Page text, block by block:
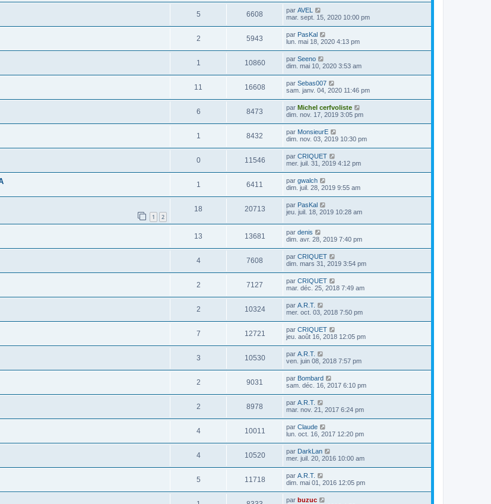
5 6608 par AVEL
mar. sept. 15, 2020 10:00 pm
2 5943 par PasKal
lun. mai 18, 2020 4:13 pm
1 10860 par Seeno
dim. mai 10, 2020 3:53 am
11 16608 par Sebas007
sam. janv. 04, 2020 11:46 pm
6 8473 par Michel cerfvoliste
dim. nov. 17, 2019 3:05 pm
1 8432 par MonsieurE
dim. nov. 03, 2019 10:30 pm
0 11546 par CRIQUET
mer. juil. 31, 2019 4:12 pm
1 6411 par gwalch
dim. juil. 28, 2019 9:55 am
1 2
18 20713 par PasKal
jeu. juil. 18, 2019 10:28 am
13 13681 par denis
dim. avr. 28, 2019 7:40 pm
4 7608 par CRIQUET
dim. mars 31, 2019 3:54 pm
2 7127 par CRIQUET
mar. déc. 25, 2018 7:49 am
2 10324 par A.R.T.
mer. oct. 03, 2018 7:50 pm
7 12721 par CRIQUET
jeu. août 16, 2018 12:05 pm
3 10530 par A.R.T.
ven. juin 08, 2018 7:57 pm
2 9031 par Bombard
sam. déc. 16, 2017 6:10 pm
2 8978 par A.R.T.
mar. nov. 21, 2017 6:24 pm
4 10011 par Claude
lun. oct. 16, 2017 12:20 pm
4 10520 par DarkLan
mer. juil. 20, 2016 10:00 am
5 11718 par A.R.T.
dim. mai 01, 2016 12:05 pm
par buzuc